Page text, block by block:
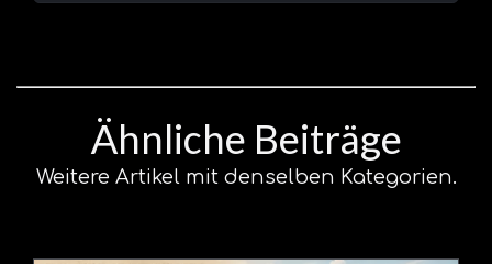
Ähnliche Beiträge
Weitere Artikel mit denselben Kategorien.